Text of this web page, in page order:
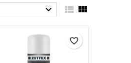
  
favorite_border